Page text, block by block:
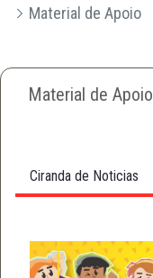
Material de Apoio
Material de Apoio
Ciranda de Noticias